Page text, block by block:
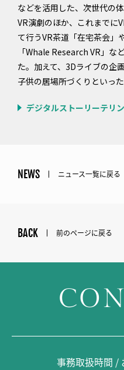
などを活用した、次世代の
VR演劇のほか、これまでに
て行うVR茶道「在宅茶会」
「Whale Research VR」な
た。加えて、3Dライブの企
子供の居場所づくりといっ
デジタルストーリーテリ
NEWS ニュース一覧に戻る
BACK 前のページに戻る
事務取扱時間 /